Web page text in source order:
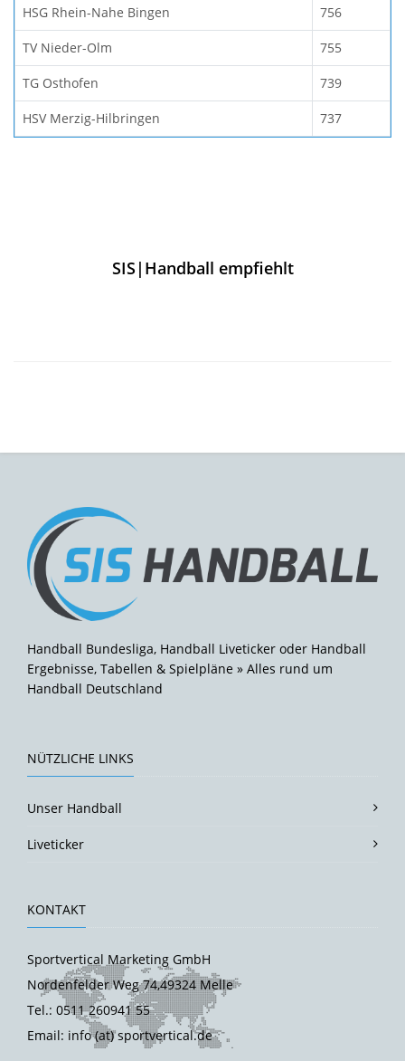
HSG Rhein-Nahe Bingen 756
TV Nieder-Olm 755
TG Osthofen 739
HSV Merzig-Hilbringen 737
SIS|Handball empfiehlt
Handball Bundesliga, Handball Liveticker oder Handball
Ergebnisse, Tabellen & Spielpläne » Alles rund um
Handball Deutschland
NÜTZLICHE LINKS
Unser Handball
Liveticker
KONTAKT
Sportvertical Marketing GmbH
Nordenfelder Weg 74,49324 Melle
Tel.: 0511 260941 55
Email: info (at) sportvertical.de